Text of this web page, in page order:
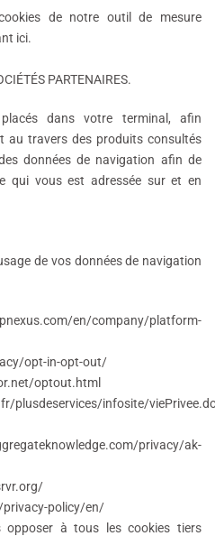
de notre outil de mesure
ici.
PARTENAIRES.
dans votre terminal, afin
au travers des produits consultés
données de navigation afin de
qui vous est adressée sur et en
de vos données de navigation
en/company/platform-
opt-in-opt-out/
optout.html
plusdeservices/infosite/
privacy/ak-
policy/en/
opposer à tous les cookies tiers